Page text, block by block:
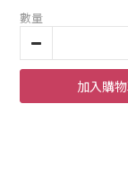
數量
加入購